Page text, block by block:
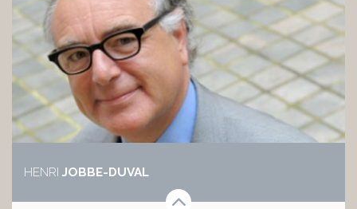
HENRIJOBBE-DUVAL